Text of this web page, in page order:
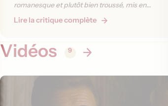
romanesque et plutôt bien troussé, mis en
scène avec une élégance discrète. »
Lire la critique complète
Vidéos 9